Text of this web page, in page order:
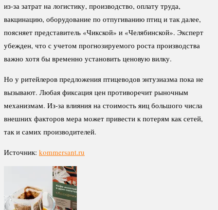
из-за затрат на логистику, производство, оплату труда,
вакцинацию, оборудование по отпугиванию птиц и так далее,
поясняет представитель «Чикской» и «Челябинской». Эксперт
убежден, что с учетом прогнозируемого роста производства
важно хотя бы временно установить ценовую вилку.
Но у ритейлеров предложения птицеводов энтузиазма пока не
вызывают. Любая фиксация цен противоречит рыночным
механизмам. Из-за влияния на стоимость яиц большого числа
внешних факторов мера может привести к потерям как сетей,
так и самих производителей.
Источник: kommersant.ru